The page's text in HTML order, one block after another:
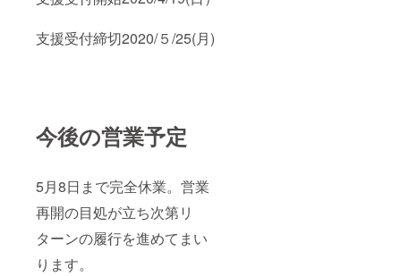
支援受付締切2020/５/25(月)
今後の営業予定
5月8日まで完全休業。営業
再開の目処が立ち次第リ
ターンの履行を進めてまい
ります。